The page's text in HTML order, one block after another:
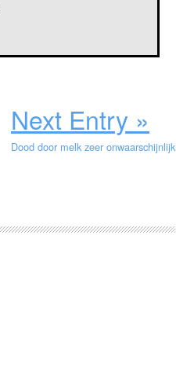
Next Entry »
Dood door melk zeer onwaarschijnlijk